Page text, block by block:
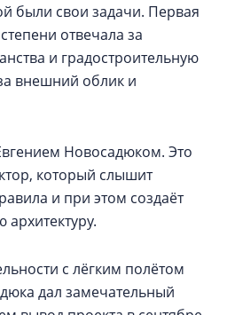
были свои задачи. Первая
отвечала за
и градостроительную
внешний облик и
Новосадюком. Это
который слышит
и при этом создаёт
архитектуру.
с лёгким полётом
дал замечательный